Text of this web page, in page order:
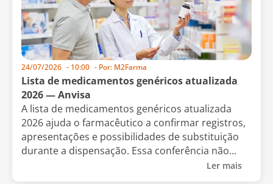
24/07/2026 - 10:00 - Por: M2Farma
Lista de medicamentos genéricos atualizada
2026 — Anvisa
A lista de medicamentos genéricos atualizada
2026 ajuda o farmacêutico a confirmar registros,
apresentações e possibilidades de substituição
durante a dispensação. Essa conferência não...
Ler mais